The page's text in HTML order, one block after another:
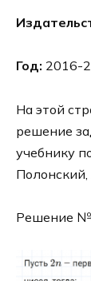
Год: 2016-
На этой
решение
учебнику
Полонский,
Решение